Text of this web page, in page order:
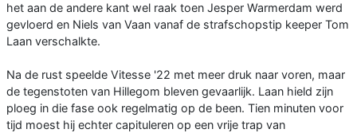
het aan de andere kant wel raak toen Jesper Warmerdam werd
gevloerd en Niels van Vaan vanaf de strafschopstip keeper Tom
Laan verschalkte.
Na de rust speelde Vitesse '22 met meer druk naar voren, maar
de tegenstoten van Hillegom bleven gevaarlijk. Laan hield zijn
ploeg in die fase ook regelmatig op de been. Tien minuten voor
tijd moest hij echter capituleren op een vrije trap van